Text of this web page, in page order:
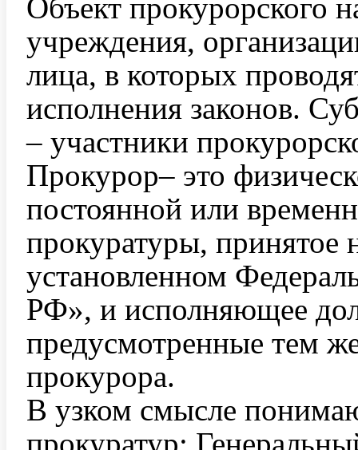
Объект прокурорского
учреждения,
лица, в которых
исполнения законов.
– участники
Прокурор– это
постоянной или
прокуратуры, принятое
установленном
РФ», и исполняющее
предусмотренные тем
прокурора.
В узком смысле